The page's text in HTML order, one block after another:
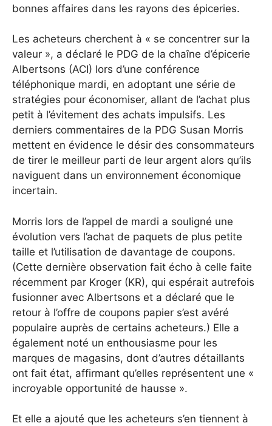
bonnes affaires dans les rayons des épiceries.
Les acheteurs cherchent à « se concentrer sur la
valeur », a déclaré le PDG de la chaîne d’épicerie
Albertsons (ACI) lors d’une conférence
téléphonique mardi, en adoptant une série de
stratégies pour économiser, allant de l’achat plus
petit à l’évitement des achats impulsifs. Les
derniers commentaires de la PDG Susan Morris
mettent en évidence le désir des consommateurs
de tirer le meilleur parti de leur argent alors qu’ils
naviguent dans un environnement économique
incertain.
Morris lors de l’appel de mardi a souligné une
évolution vers l’achat de paquets de plus petite
taille et l’utilisation de davantage de coupons.
(Cette dernière observation fait écho à celle faite
récemment par Kroger (KR), qui espérait autrefois
fusionner avec Albertsons et a déclaré que le
retour à l’offre de coupons papier s’est avéré
populaire auprès de certains acheteurs.) Elle a
également noté un enthousiasme pour les
marques de magasins, dont d’autres détaillants
ont fait état, affirmant qu’elles représentent une «
incroyable opportunité de hausse ».
Et elle a ajouté que les acheteurs s’en tiennent à